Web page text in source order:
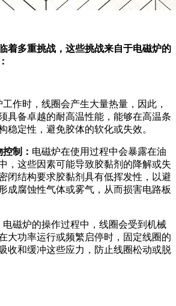
着多重挑战，这些挑战来自于电磁炉的
工作时，线圈会产生大量热量，因此，
具备卓越的耐高温性能，能够在高温条
稳定性，避免胶体的软化或失效。
制： 电磁炉在使用过程中会暴露在油
，这些因素可能导致胶黏剂的降解或失
闭结构要求胶黏剂具有低挥发性，以避
成腐蚀性气体或雾气，从而损害电路板
电磁炉的操作过程中，线圈会受到机械
大功率运行或频繁启停时，固定线圈的
收和缓冲这些应力，防止线圈松动或脱